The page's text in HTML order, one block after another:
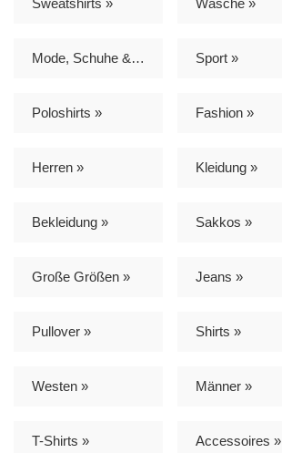
Sweatshirts » Wäsche »
Mode, Schuhe & Accessoires » Sport »
Poloshirts » Fashion »
Herren » Kleidung »
Bekleidung » Sakkos »
Große Größen » Jeans »
Pullover » Shirts »
Westen » Männer »
T-Shirts » Accessoires »